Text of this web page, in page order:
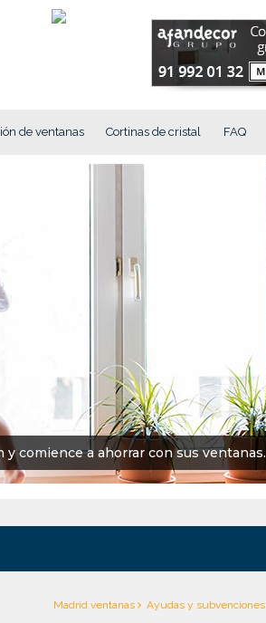
de ventanas Cortinas de cristal FAQ
comience a ahorrar con sus ventanas.
Madrid ventanas Ayudas y subvenciones